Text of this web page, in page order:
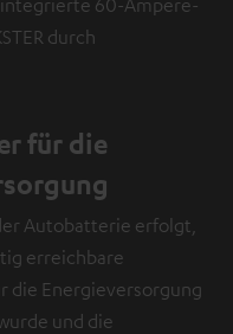
integrierte 60-Ampere-
durch
für die
Autobatterie erfolgt,
erreichbare
die Energieversorgung
und die